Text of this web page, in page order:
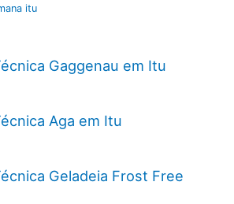
itu
Gaggenau em Itu
Aga em Itu
Geladeia Frost Free